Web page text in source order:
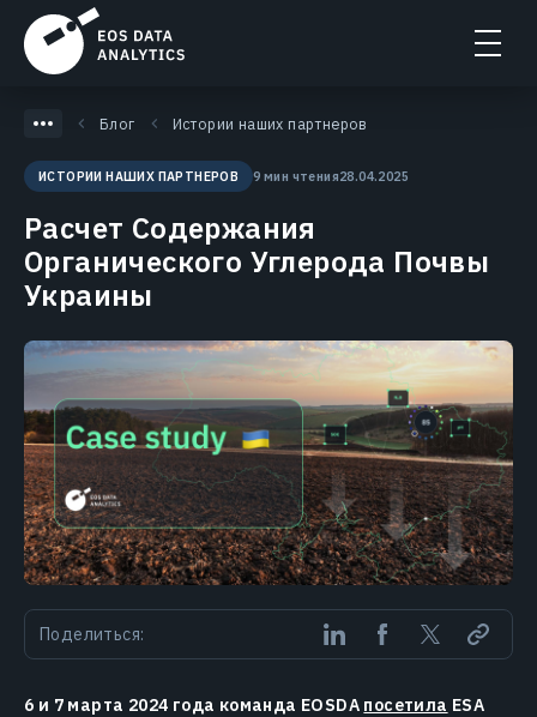
Блог Истории наших партнеров
ИСТОРИИ НАШИХ ПАРТНЕРОВ 9 мин чтения28.04.2025
Расчет Содержания
Органического Углерода Почвы
Украины
Поделиться:
6 и 7 марта 2024 года команда EOSDA посетила ESA